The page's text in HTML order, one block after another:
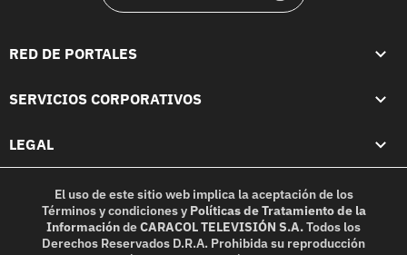
RED DE PORTALES
SERVICIOS CORPORATIVOS
LEGAL
El uso de este sitio web implica la aceptación de los
Términos y condicionesy Políticas de Tratamiento de la
InformacióndeCARACOL TELEVISIÓN S.A.Todos los
Derechos Reservados D.R.A. Prohibida su reproducción